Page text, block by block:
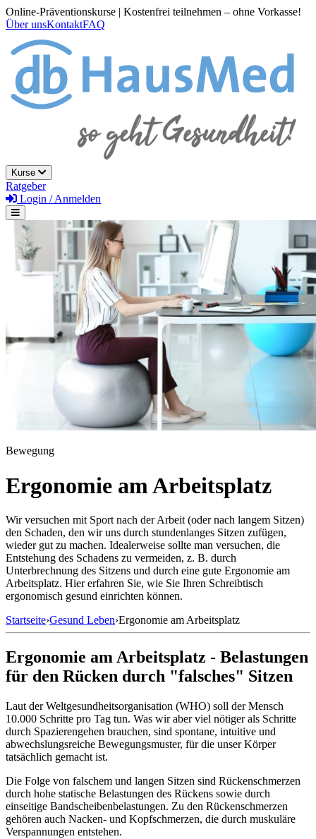
Online-Präventionskurse | Kostenfrei teilnehmen – ohne Vorkasse!
Über unsKontaktFAQ
Kurse
Ratgeber
Login / Anmelden
Bewegung
Ergonomie am Arbeitsplatz
Wir versuchen mit Sport nach der Arbeit (oder nach langem Sitzen)
den Schaden, den wir uns durch stundenlanges Sitzen zufügen,
wieder gut zu machen. Idealerweise sollte man versuchen, die
Entstehung des Schadens zu vermeiden, z. B. durch
Unterbrechnung des Sitzens und durch eine gute Ergonomie am
Arbeitsplatz. Hier erfahren Sie, wie Sie Ihren Schreibtisch
ergonomisch gesund einrichten können.
Startseite›Gesund Leben›Ergonomie am Arbeitsplatz
Ergonomie am Arbeitsplatz - Belastungen
für den Rücken durch "falsches" Sitzen
Laut der Weltgesundheitsorganisation (WHO) soll der Mensch
10.000 Schritte pro Tag tun. Was wir aber viel nötiger als Schritte
durch Spazierengehen brauchen, sind spontane, intuitive und
abwechslungsreiche Bewegungsmuster, für die unser Körper
tatsächlich gemacht ist.
Die Folge von falschem und langen Sitzen sind Rückenschmerzen
durch hohe statische Belastungen des Rückens sowie durch
einseitige Bandscheibenbelastungen. Zu den Rückenschmerzen
gehören auch Nacken- und Kopfschmerzen, die durch muskuläre
Verspannungen entstehen.